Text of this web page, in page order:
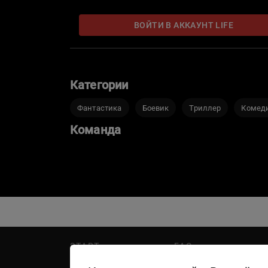
ВОЙТИ В АККАУНТ LIFE
Категории
Фантастика Боевик Триллер
Команда
START
FAQ